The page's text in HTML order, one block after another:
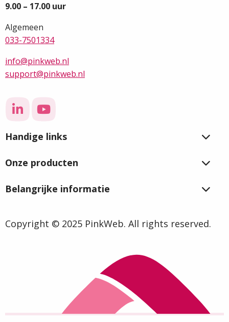
9.00 – 17.00 uur
Algemeen
033-7501334
info@pinkweb.nl
support@pinkweb.nl
Ga
LinkedIn
Ga
YouTube
Handige links
Onze producten
Belangrijke informatie
Copyright © 2025 PinkWeb. All rights reserved.